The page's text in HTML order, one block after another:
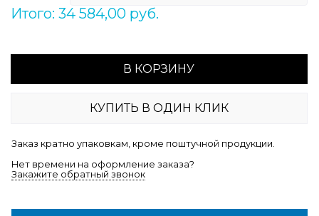
Итого: 34 584,00 руб.
В КОРЗИНУ
КУПИТЬ В ОДИН КЛИК
Заказ кратно упаковкам, кроме поштучной продукции.
Нет времени на оформление заказа?
Закажите обратный звонок